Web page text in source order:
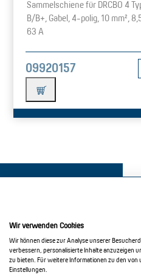
Sammelschiene für DRCBO 4
B/B+, Gabel, 4-polig, 10 mm²,
63 A
09920157
Impressum AGB
Wir verwenden Cookies
Wir können diese zur Analyse unserer
verbessern, personalisierte Inhalte anzuzeigen
zu bieten. Für weitere Informationen zu den von
Einstellungen.